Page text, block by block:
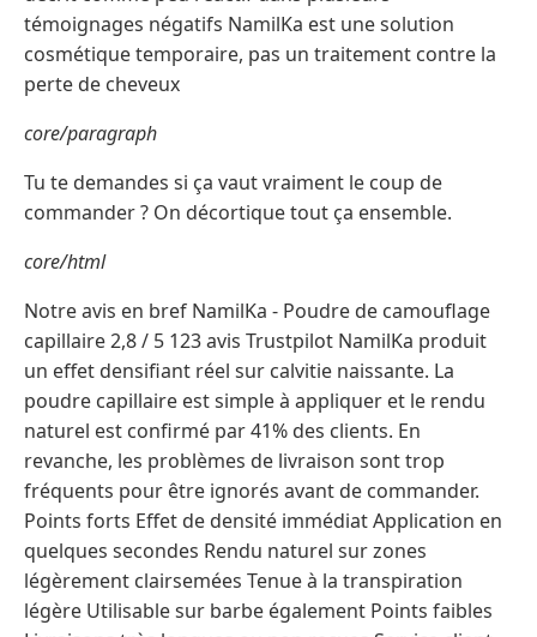
témoignages négatifs NamilKa est une solution
cosmétique temporaire, pas un traitement contre la
perte de cheveux
core/paragraph
Tu te demandes si ça vaut vraiment le coup de
commander ? On décortique tout ça ensemble.
core/html
Notre avis en bref NamilKa - Poudre de camouflage
capillaire 2,8 / 5 123 avis Trustpilot NamilKa produit
un effet densifiant réel sur calvitie naissante. La
poudre capillaire est simple à appliquer et le rendu
naturel est confirmé par 41% des clients. En
revanche, les problèmes de livraison sont trop
fréquents pour être ignorés avant de commander.
Points forts Effet de densité immédiat Application en
quelques secondes Rendu naturel sur zones
légèrement clairsemées Tenue à la transpiration
légère Utilisable sur barbe également Points faibles